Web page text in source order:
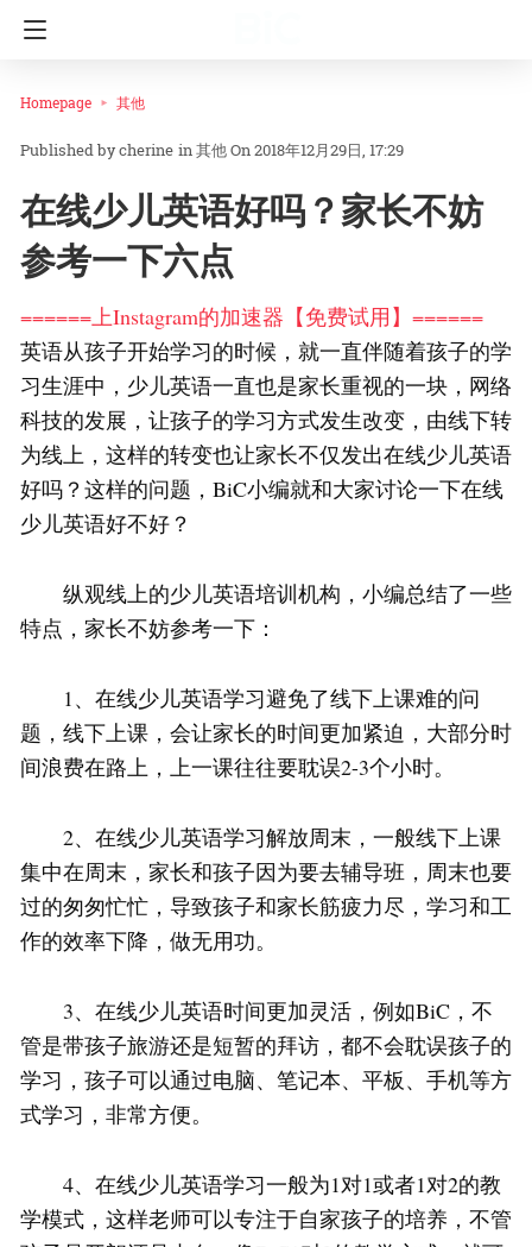
Homepage 其他
cherine in其他On 2018年12月29日, 17:29
在线少儿英语好吗？家长不妨
参考一下六点
======上Instagram的加速器【免费试用】======
英语从孩子开始学习的时候，就一直伴随着孩子的学
习生涯中，少儿英语一直也是家长重视的一块，网络
科技的发展，让孩子的学习方式发生改变，由线下转
为线上，这样的转变也让家长不仅发出在线少儿英语
好吗？这样的问题，BiC小编就和大家讨论一下在线
少儿英语好不好？
纵观线上的少儿英语培训机构，小编总结了一些
特点，家长不妨参考一下：
1、在线少儿英语学习避免了线下上课难的问
题，线下上课，会让家长的时间更加紧迫，大部分时
间浪费在路上，上一课往往要耽误2-3个小时。
2、在线少儿英语学习解放周末，一般线下上课
集中在周末，家长和孩子因为要去辅导班，周末也要
过的匆匆忙忙，导致孩子和家长筋疲力尽，学习和工
作的效率下降，做无用功。
3、在线少儿英语时间更加灵活，例如BiC，不
管是带孩子旅游还是短暂的拜访，都不会耽误孩子的
学习，孩子可以通过电脑、笔记本、平板、手机等方
式学习，非常方便。
4、在线少儿英语学习一般为1对1或者1对2的教
学模式，这样老师可以专注于自家孩子的培养，不管